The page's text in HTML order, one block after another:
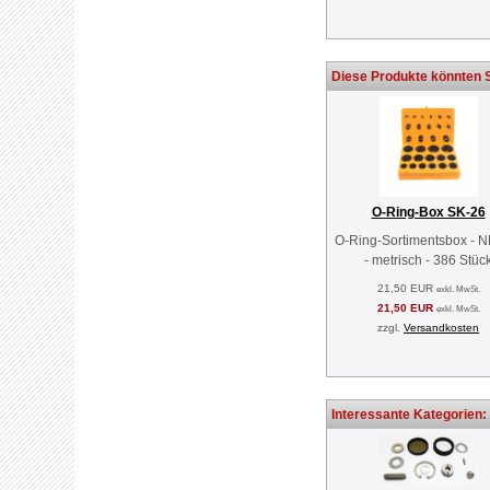
Diese Produkte könnten
O-Ring-Box SK-26
O-Ring-Sortimentsbox -
- metrisch - 386
21,50 EUR exkl. MwSt.
21,50 EUR exkl. MwSt.
zzgl. Versandkosten
Interessante Kategorien: